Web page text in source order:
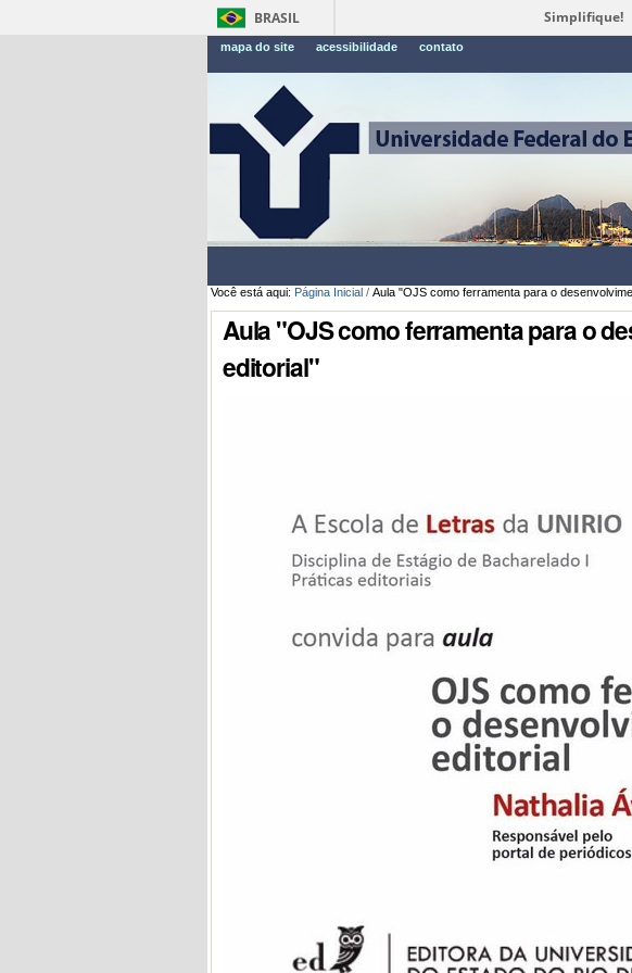
BRASIL Simplifique!
mapa do site acessibilidade contato
Você está aqui: Página Inicial / Aula "OJS como ferramenta para o
Aula "OJS como ferramenta para o
editorial"